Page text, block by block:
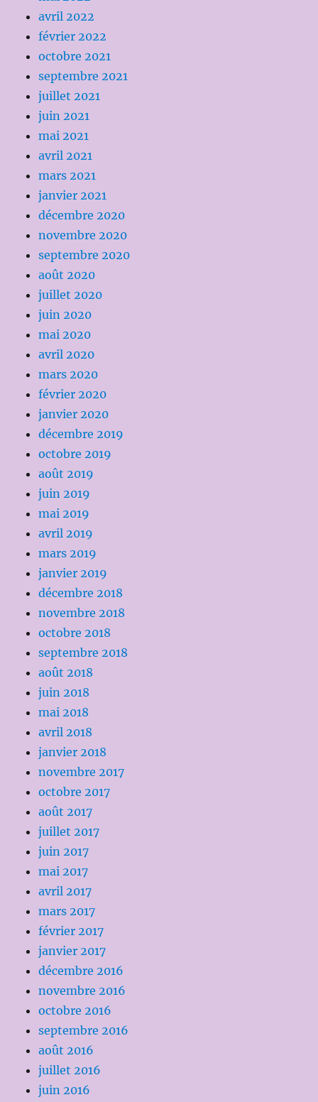
avril 2022
février 2022
octobre 2021
septembre 2021
juillet 2021
juin 2021
mai 2021
avril 2021
mars 2021
janvier 2021
décembre 2020
novembre 2020
septembre 2020
août 2020
juillet 2020
juin 2020
mai 2020
avril 2020
mars 2020
février 2020
janvier 2020
décembre 2019
octobre 2019
août 2019
juin 2019
mai 2019
avril 2019
mars 2019
janvier 2019
décembre 2018
novembre 2018
octobre 2018
septembre 2018
août 2018
juin 2018
mai 2018
avril 2018
janvier 2018
novembre 2017
octobre 2017
août 2017
juillet 2017
juin 2017
mai 2017
avril 2017
mars 2017
février 2017
janvier 2017
décembre 2016
novembre 2016
octobre 2016
septembre 2016
août 2016
juillet 2016
juin 2016